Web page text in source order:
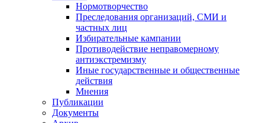
Нормотворчество
Преследования организаций, СМИ и
частных лиц
Избирательные кампании
Противодействие неправомерному
антиэкстремизму
Иные государственные и общественные
действия
Мнения
Публикации
Документы